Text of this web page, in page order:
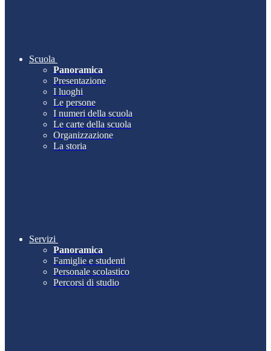
Scuola
Panoramica
Presentazione
I luoghi
Le persone
I numeri della scuola
Le carte della scuola
Organizzazione
La storia
Servizi
Panoramica
Famiglie e studenti
Personale scolastico
Percorsi di studio